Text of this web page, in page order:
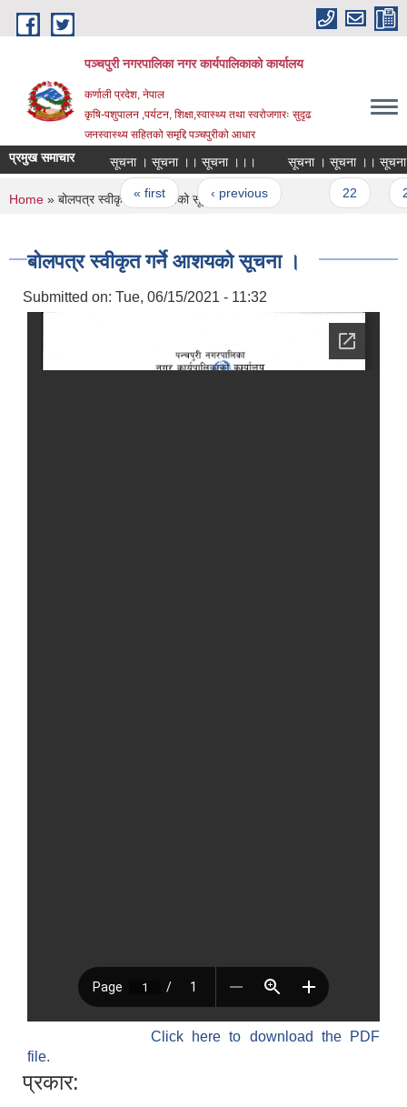
Skip to main content
पञ्चपुरी नगरपालिका नगर कार्यपालिकाको कार्यालय
कर्णाली प्रदेश, नेपाल
कृषि-पशुपालन ,पर्यटन, शिक्षा,स्वास्थ्य तथा स्वरोजगारः सुदृढ
जनस्वास्थ्य सहितको समृद्दि पञ्चपुरीको आधार
प्रमुख समाचार सूचना । सूचना ।। सूचना ।।। सूचना । सूचना ।। सूचना ।।।
Pages
« first ‹ previous
You are here
Home » बोलपत्र स्वीकृत गर्ने आशयको सूचना ।
बोलपत्र स्वीकृत गर्ने आशयको सूचना ।
Submitted on: Tue, 06/15/2021 - 11:32
Click here to download the PDF
file.
प्रकार: